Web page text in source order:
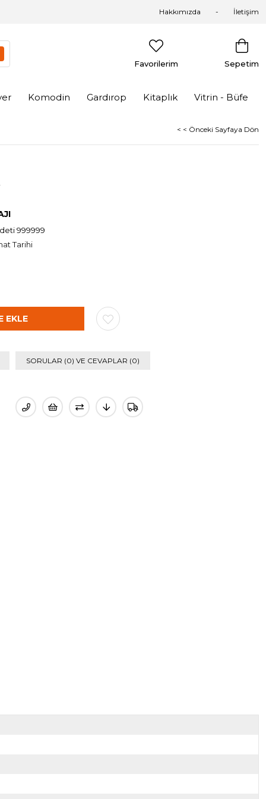
Hakkımızda İletişim
Sepetim
Favorilerim
Komodin Gardırop Kitaplık Vitrin - Büfe
< < Önceki Sayfaya Dön
999999
Tarihi
SORULAR (0) VE CEVAPLAR (0)